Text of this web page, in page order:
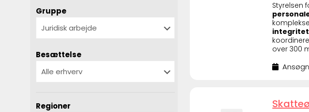
Gruppe
Besættelse
Regioner
Styrelsen
komplekse
integritet
over 300